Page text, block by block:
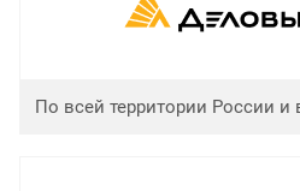
По всей территории России и